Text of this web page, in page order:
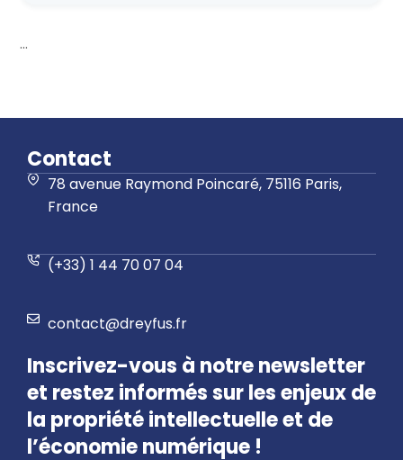
...
Contact
78 avenue Raymond Poincaré, 75116 Paris,
France
(+33) 1 44 70 07 04
contact@dreyfus.fr
Inscrivez-vous à notre newsletter
et restez informés sur les enjeux de
la propriété intellectuelle et de
l’économie numérique !